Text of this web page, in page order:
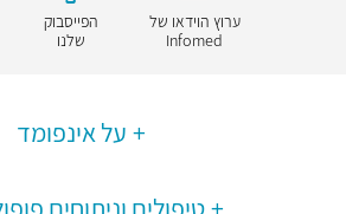
ערוץ הוידאו של
Infomed
הפייסבוק
שלנו
על אינפומד